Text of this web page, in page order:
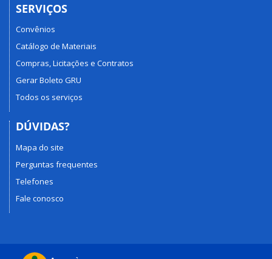
SERVIÇOS
Convênios
Catálogo de Materiais
Compras, Licitações e Contratos
Gerar Boleto GRU
Todos os serviços
DÚVIDAS?
Mapa do site
Perguntas frequentes
Telefones
Fale conosco